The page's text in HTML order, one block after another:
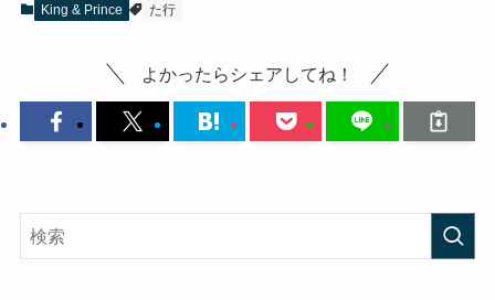
King & Prince た行
よかったらシェアしてね！